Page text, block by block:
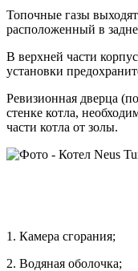
Топочные газы
расположенный в
В верхней части
установки
Ревизионная дверца
стенке котла,
части котла от золы.
1. Камера сгорания;
2. Водяная оболочка;